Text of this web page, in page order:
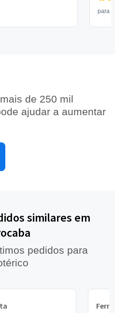
para
de 250 mil
ajudar a aumentar
similares em
pedidos para